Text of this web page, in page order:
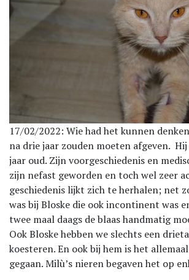
17/02/2022: Wie had het kunnen
na drie jaar zouden moeten afgeven. Hij
jaar oud. Zijn voorgeschiedenis en
zijn nefast geworden en toch wel zeer
geschiedenis lijkt zich te herhalen; net
was bij Bloske die ook incontinent was
twee maal daags de blaas handmatig
Ook Bloske hebben we slechts een
koesteren. En ook bij hem is het
gegaan. Milù’s nieren begaven het op